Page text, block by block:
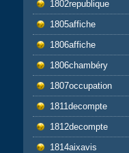
1802republique
1805affiche
1806affiche
1806chambéry
1807occupation
1811decompte
1812decompte
1814aixavis